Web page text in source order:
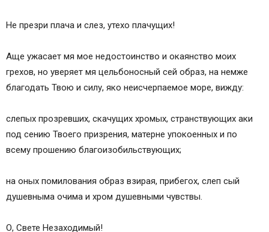
Не презри плача и слез, утехо плачущих!
Аще ужасает мя мое недостоинство и окаянство моих
грехов, но уверяет мя цельбоносный сей образ, на немже
благодать Твою и силу, яко неисчерпаемое море, вижду:
слепых прозревших, скачущих хромых, странствующих аки
под сению Твоего призрения, матерне упокоенных и по
всему прошению благоизобильствующих;
на оных помилования образ взирая, прибегох, слеп сый
душевныма очима и хром душевными чувствы.
О, Свете Незаходимый!